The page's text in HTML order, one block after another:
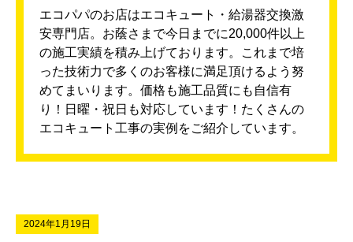
エコパパのお店はエコキュート・給湯器交換激
安専門店。お蔭さまで今日までに20,000件以上
の施工実績を積み上げております。これまで培
った技術力で多くのお客様に満足頂けるよう努
めてまいります。価格も施工品質にも自信有
り！日曜・祝日も対応しています！たくさんの
エコキュート工事の実例をご紹介しています。
2024年1月19日